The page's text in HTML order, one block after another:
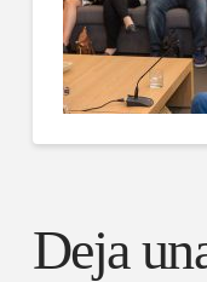
Deja